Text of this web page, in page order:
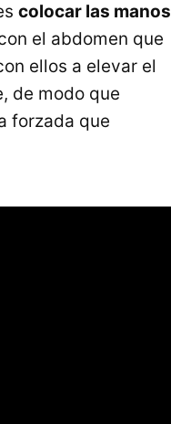
colocar las manos
el abdomen que
ellos a elevar el
de modo que
forzada que